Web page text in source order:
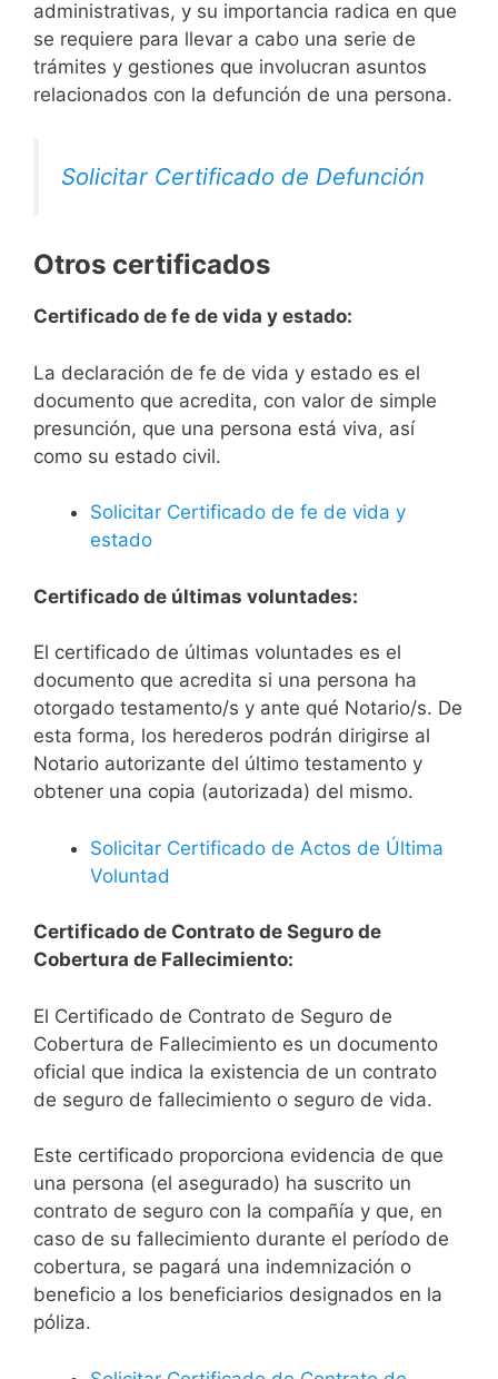
administrativas, y su importancia radica en que
se requiere para llevar a cabo una serie de
trámites y gestiones que involucran asuntos
relacionados con la defunción de una persona.
Solicitar Certificado de Defunción
Otros certificados
Certificado de fe de vida y estado:
La declaración de fe de vida y estado es el
documento que acredita, con valor de simple
presunción, que una persona está viva, así
como su estado civil.
Solicitar Certificado de fe de vida y
estado
Certificado de últimas voluntades:
El certificado de últimas voluntades es el
documento que acredita si una persona ha
otorgado testamento/s y ante qué Notario/s. De
esta forma, los herederos podrán dirigirse al
Notario autorizante del último testamento y
obtener una copia (autorizada) del mismo.
Solicitar Certificado de Actos de Última
Voluntad
Certificado de Contrato de Seguro de
Cobertura de Fallecimiento:
El Certificado de Contrato de Seguro de
Cobertura de Fallecimiento es un documento
oficial que indica la existencia de un contrato
de seguro de fallecimiento o seguro de vida.
Este certificado proporciona evidencia de que
una persona (el asegurado) ha suscrito un
contrato de seguro con la compañía y que, en
caso de su fallecimiento durante el período de
cobertura, se pagará una indemnización o
beneficio a los beneficiarios designados en la
póliza.